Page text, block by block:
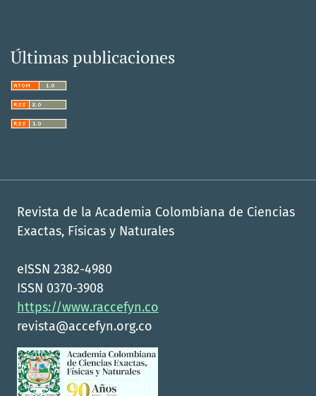
Últimas publicaciones
Revista de la Academia Colombiana de Ciencias
Exactas, Físicas y Naturales
eISSN 2382-4980
ISSN 0370-3908
https://www.raccefyn.co
revista@accefyn.org.co